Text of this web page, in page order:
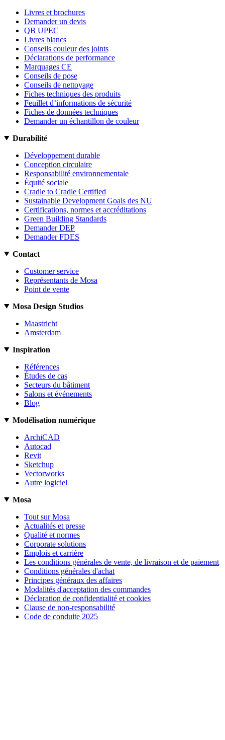
Livres et brochures
Demander un devis
QB UPEC
Livres blancs
Conseils couleur des joints
Déclarations de performance
Marquages CE
Conseils de pose
Conseils de nettoyage
Fiches techniques des produits
Feuillet d’informations de sécurité
Fiches de données techniques
Demander un échantillon de couleur
Durabilité
Développement durable
Conception circulaire
Responsabilité environnementale
Équité sociale
Cradle to Cradle Certified
Sustainable Development Goals des NU
Certifications, normes et accréditations
Green Building Standards
Demander DEP
Demander FDES
Contact
Customer service
Représentants de Mosa
Point de vente
Mosa Design Studios
Maastricht
Amsterdam
Inspiration
Références
Études de cas
Secteurs du bâtiment
Salons et événements
Blog
Modélisation numérique
ArchiCAD
Autocad
Revit
Sketchup
Vectorworks
Autre logiciel
Mosa
Tout sur Mosa
Actualités et presse
Qualité et normes
Corporate solutions
Emplois et carrière
Les conditions générales de vente, de livraison et de paiement
Conditions générales d'achat
Principes généraux des affaires
Modalités d'acceptation des commandes
Déclaration de confidentialité et cookies
Clause de non-responsabilité
Code de conduite 2025